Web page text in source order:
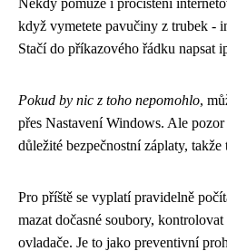
Někdy pomůže i pročištění
když vymetete pavučiny z trubek -
Stačí do příkazového řádku napsat
Pokud by nic z toho nepomohlo,
přes Nastavení Windows. Ale
důležité bezpečnostní záplaty, takže
Pro příště se vyplatí pravidelně
mazat dočasné soubory,
ovladače. Je to jako preventivní